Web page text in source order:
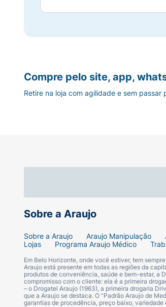
Sobre a Araujo
Sobre a Araujo Araujo Manipulação
Lojas
Programa Araujo Médico
Em Belo Horizonte, onde você estiver, tem
Araujo está presente em todas as regiões da
produtos de conveniência, saúde e bem-estar, a
compromisso com o cliente: ela é a primeira
– o Drogatel Araujo (1963), a primeira drogaria
que a Araujo se destaca. O “Padrão Araujo de
garantias de procedência, preço baixo, variedade
Compre pelo site, app,
Retire na loja com agilidade e sem passar